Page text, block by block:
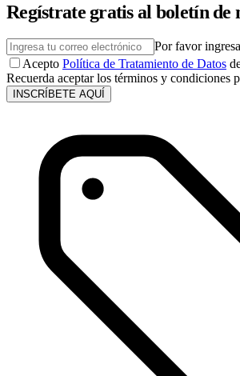
Regístrate gratis al boletín de
Por favor
Acepto Política de Tratamiento de Datos
Recuerda aceptar los términos y condiciones
INSCRÍBETE AQUÍ